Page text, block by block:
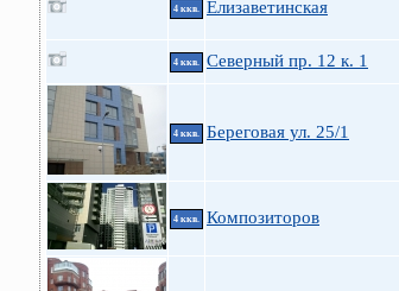
4 ккв. Елизаветинская
4 ккв. Северный пр. 12 к. 1
4 ккв. Береговая ул. 25/1
4 ккв. Композиторов